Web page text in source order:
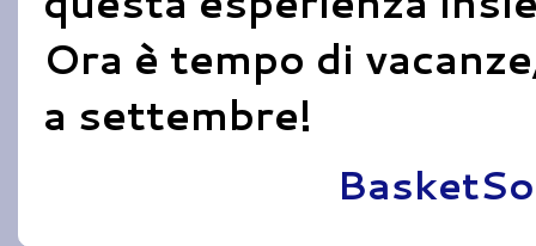
Ora è tempo di
a settembre!